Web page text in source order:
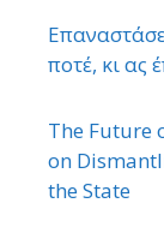
ποτέ, κι ας
The Future
on
the State